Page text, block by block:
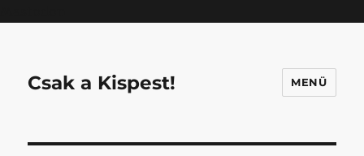
Csak a Kispest! MENÜ